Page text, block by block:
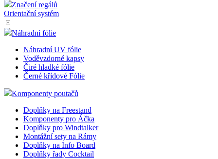
Značení regálů
Orientační systém
Náhradní fólie
Náhradní UV fólie
Voděvzdorné kapsy
Čiré hladké fólie
Černé křídové Fólie
Komponenty poutačů
Doplňky na Freestand
Komponenty pro Áčka
Doplňky pro Windtalker
Montážní sety na Rámy
Doplňky na Info Board
Doplňky řady Cocktail